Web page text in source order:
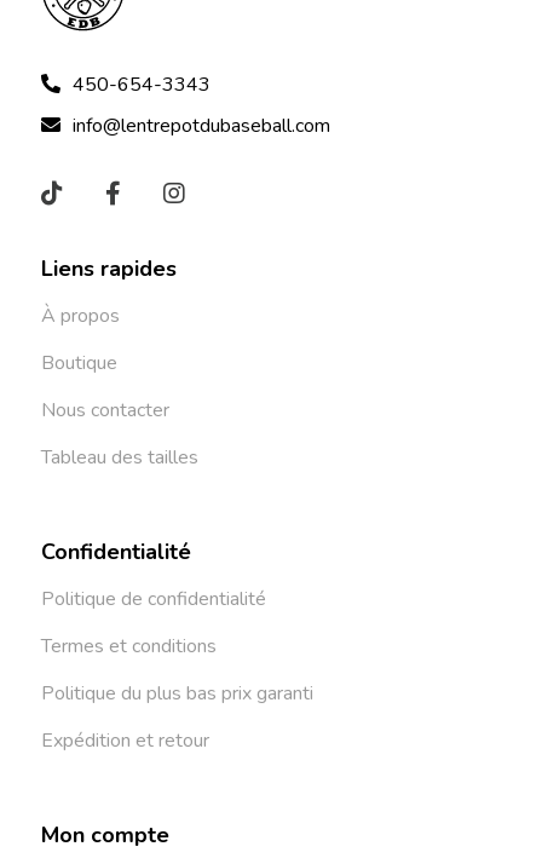
450-654-3343
info@lentrepotdubaseball.com
Liens rapides
À propos
Boutique
Nous contacter
Tableau des tailles
Confidentialité
Politique de confidentialité
Termes et conditions
Politique du plus bas prix garanti
Expédition et retour
Mon compte